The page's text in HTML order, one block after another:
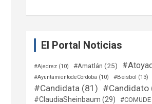
El Portal Noticias
#Ajedrez (10) #Amatlán (25)
#AyuntamientodeCordoba (10) #Beisbol (13)
#Candidata (81) #Candidato
#ClaudiaSheinbaum (29) #COMUDE